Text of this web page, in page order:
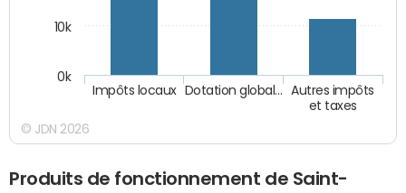
Autres impôts
et taxes
Dotation global…
Impôts locaux
0k
10k
© JDN 2026
Produits de fonctionnement de Saint-